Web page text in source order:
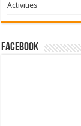
Activities
facebook